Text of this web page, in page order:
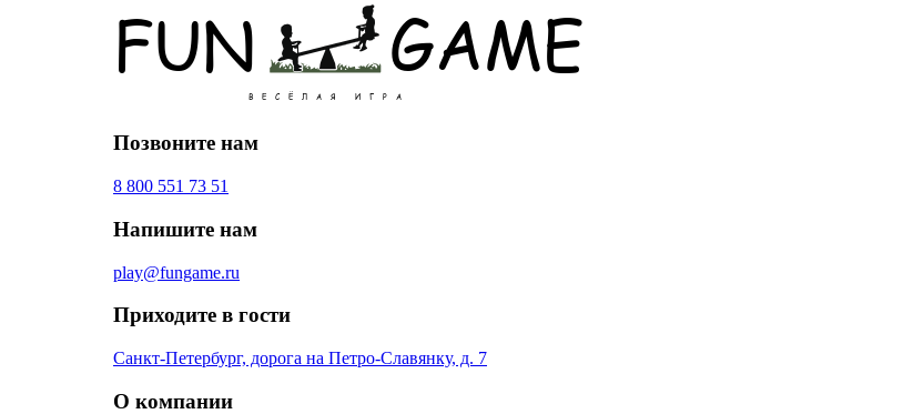
Позвоните нам
8 800 551 73 51
Напишите нам
play@fungame.ru
Приходите в гости
Санкт-Петербург, дорога на Петро-Славянку, д. 7
О компании